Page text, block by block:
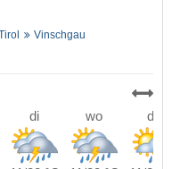
Vinschgau
di wo do